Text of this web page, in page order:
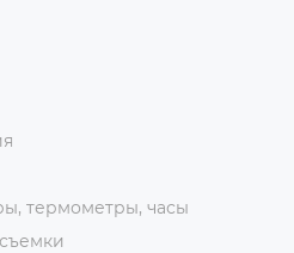
термометры, часы